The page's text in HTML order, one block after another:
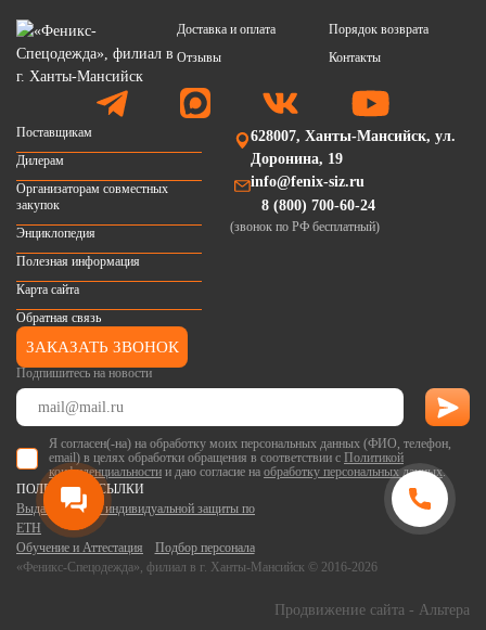
Доставка и оплата
Порядок возврата
Отзывы
Контакты
Подпишитесь на новости
Я согласен(-на) на обработку моих персональных данных (ФИО, телефон,
email) в целях обработки обращения в соответствии с Политикой
конфиденциальности и даю согласие на обработку персональных данных.
«Феникс-Спецодежда», филиал в г. Ханты-Мансийск © 2016-2026
Поставщикам
Дилерам
Организаторам совместных
закупок
Энциклопедия
Полезная информация
Карта сайта
Обратная связь
628007, Ханты-Мансийск, ул.
Доронина, 19
info@fenix-siz.ru
8 (800) 700-60-24
(звонок по РФ бесплатный)
ЗАКАЗАТЬ ЗВОНОК
ПОЛЕЗНЫЕ ССЫЛКИ
Выдача средств индивидуальной защиты по
ЕТН
Обучение и Аттестация
Подбор персонала
Продвижение сайта - Альтера